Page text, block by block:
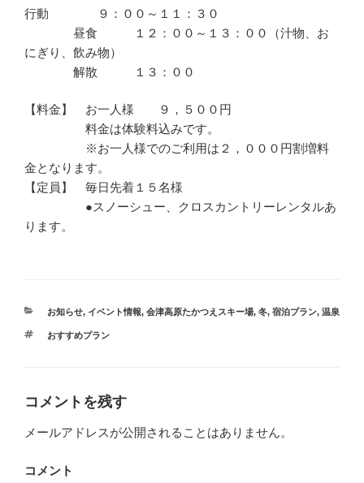
行動 ９：００～１１：３０
昼食 １２：００～１３：００（汁物、お
にぎり、飲み物）
解散 １３：００
【料金】 お一人様 ９，５００円
料金は体験料込みです。
※お一人様でのご利用は２，０００円割増料
金となります。
【定員】 毎日先着１５名様
●スノーシュー、クロスカントリーレンタルあ
ります。
カ
ゴ
お知らせ, イベント情報, 会津高原たかつえスキー場, 冬, 宿泊プラン, 温泉
タ
おすすめプラン
コメントを残す
メールアドレスが公開されることはありません。
コメント